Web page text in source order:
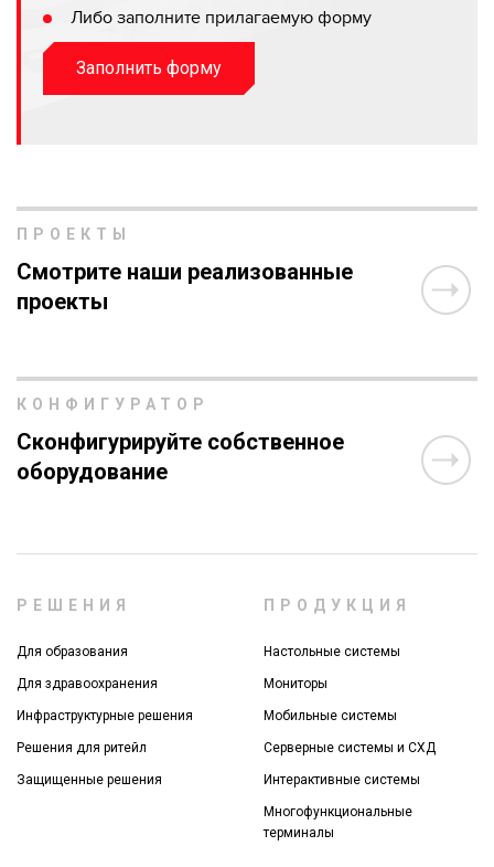
Либо заполните прилагаемую форму
Заполнить форму
ПРОЕКТЫ
Смотрите наши реализованные
проекты
КОНФИГУРАТОР
Сконфигурируйте собственное
оборудование
РЕШЕНИЯ
Для образования
Для здравоохранения
Инфраструктурные решения
Решения для ритейл
Защищенные решения
ПРОДУКЦИЯ
Настольные системы
Мониторы
Мобильные системы
Серверные системы и СХД
Интерактивные системы
Многофункциональные
терминалы